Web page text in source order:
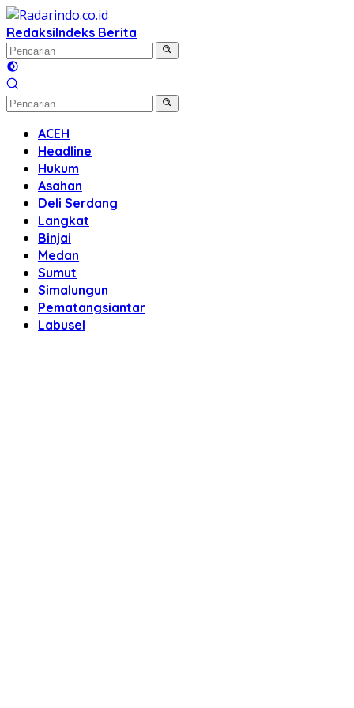
Langsung
ke
konten
RedaksiIndeks Berita
ACEH
Headline
Hukum
Asahan
Deli Serdang
Langkat
Binjai
Medan
Sumut
Simalungun
Pematangsiantar
Labusel